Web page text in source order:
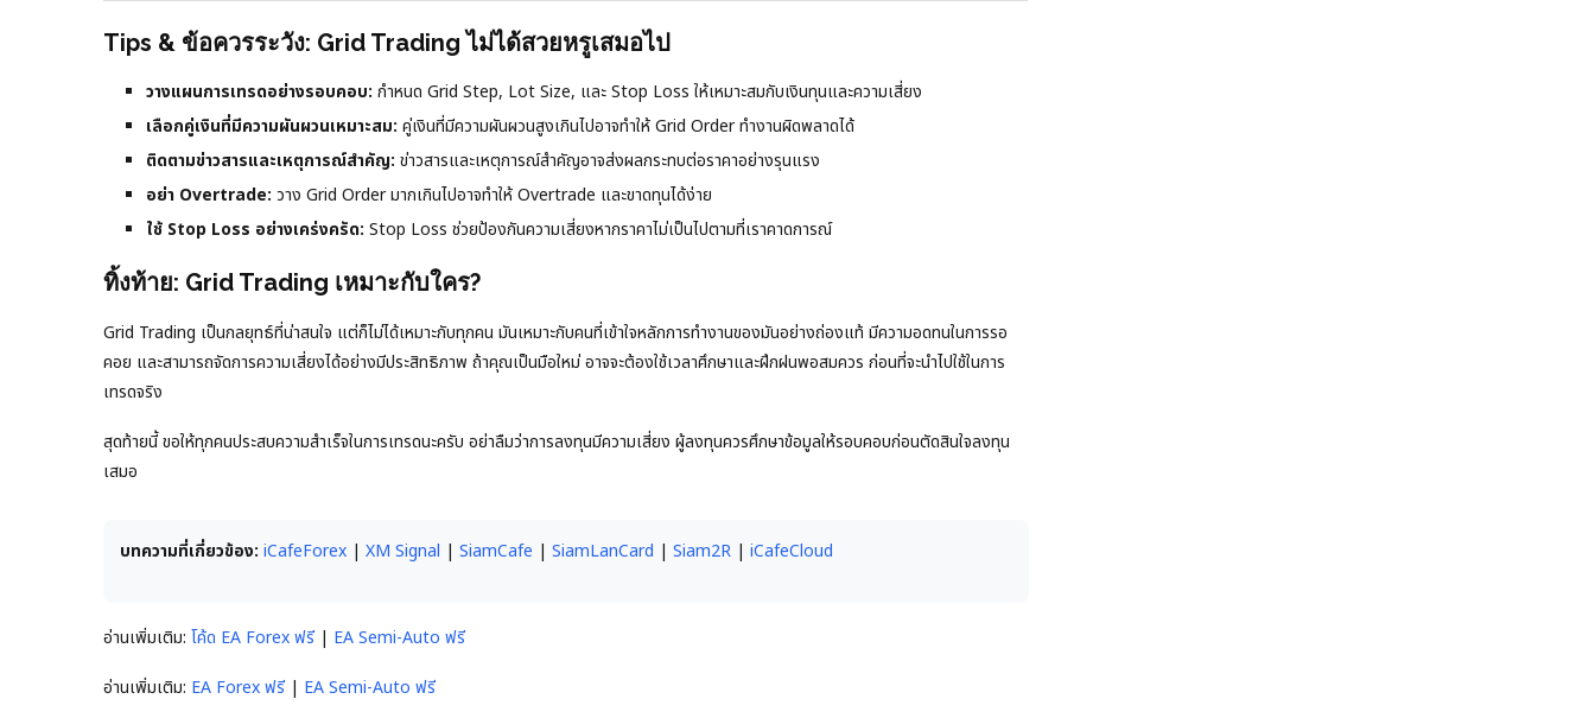
Tips & ข้อควรระวัง: Grid Trading ไม่ได้สวยหรูเสมอไป
วางแผนการเทรดอย่างรอบคอบ: กำหนด Grid Step, Lot Size, และ Stop Loss ให้เหมาะสมกับเงินทุนและความเสี่ยง
เลือกคู่เงินที่มีความผันผวนเหมาะสม: คู่เงินที่มีความผันผวนสูงเกินไปอาจทำให้ Grid Order ทำงานผิดพลาดได้
ติดตามข่าวสารและเหตุการณ์สำคัญ: ข่าวสารและเหตุการณ์สำคัญอาจส่งผลกระทบต่อราคาอย่างรุนแรง
อย่า Overtrade: วาง Grid Order มากเกินไปอาจทำให้ Overtrade และขาดทุนได้ง่าย
ใช้ Stop Loss อย่างเคร่งครัด: Stop Loss ช่วยป้องกันความเสี่ยงหากราคาไม่เป็นไปตามที่เราคาดการณ์
ทิ้งท้าย: Grid Trading เหมาะกับใคร?
Grid Trading เป็นกลยุทธ์ที่น่าสนใจ แต่ก็ไม่ได้เหมาะกับทุกคน มันเหมาะกับคนที่เข้าใจหลักการทำงานของมันอย่างถ่องแท้ มีความอดทนในการรอ
คอย และสามารถจัดการความเสี่ยงได้อย่างมีประสิทธิภาพ ถ้าคุณเป็นมือใหม่ อาจจะต้องใช้เวลาศึกษาและฝึกฝนพอสมควร ก่อนที่จะนำไปใช้ในการ
เทรดจริง
สุดท้ายนี้ ขอให้ทุกคนประสบความสำเร็จในการเทรดนะครับ อย่าลืมว่าการลงทุนมีความเสี่ยง ผู้ลงทุนควรศึกษาข้อมูลให้รอบคอบก่อนตัดสินใจลงทุน
เสมอ
บทความที่เกี่ยวข้อง: iCafeForex | XM Signal | SiamCafe | SiamLanCard | Siam2R | iCafeCloud
อ่านเพิ่มเติม: โค้ด EA Forex ฟรี | EA Semi-Auto ฟรี
อ่านเพิ่มเติม: EA Forex ฟรี | EA Semi-Auto ฟรี